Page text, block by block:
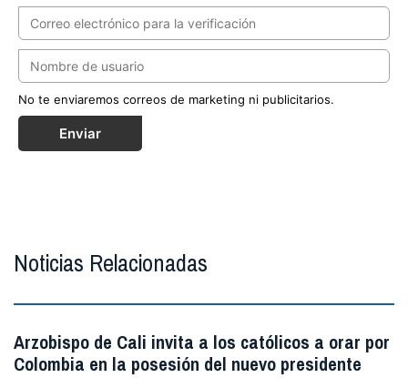
No te enviaremos correos de marketing ni publicitarios.
Enviar
Noticias Relacionadas
Arzobispo de Cali invita a los católicos a orar por
Colombia en la posesión del nuevo presidente